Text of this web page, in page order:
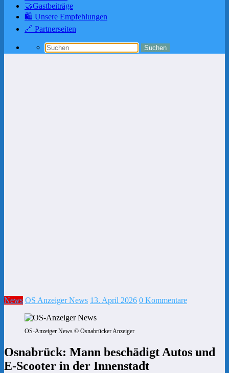
🤝Gastbeiträge
🛍️ Unsere Empfehlungen
🔗 Partnerseiten
News OS Anzeiger News 13. April 2026 0 Kommentare
OS-Anzeiger News © Osnabrücker Anzeiger
Osnabrück: Mann beschädigt Autos und
E-Scooter in der Innenstadt